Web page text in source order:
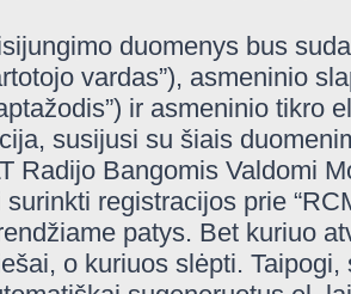
duomenys bus
vardas”), asmeninio
ir asmeninio tikro
susijusi su šiais
Radijo Bangomis Valdomi
surinkti registracijos prie
patys. Bet kuriuo
o kuriuos slėpti.